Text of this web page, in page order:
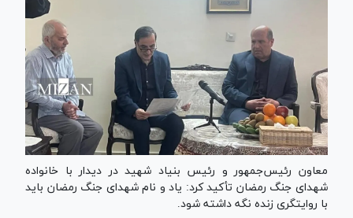
معاون رئیس‌جمهور و رئیس بنیاد شهید در دیدار با خانواده
شهدای جنگ رمضان تأکید کرد: یاد و نام شهدای جنگ رمضان باید
با روایتگری زنده نگه داشته شود.